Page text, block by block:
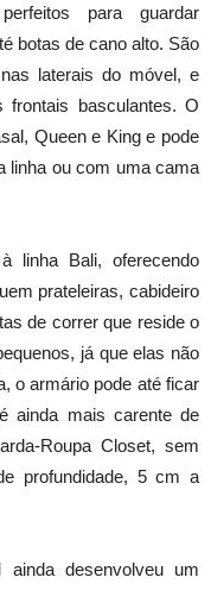
para guardar
botas de cano alto. São
laterais do móvel, e
frontais basculantes. O
Queen e King e pode
linha ou com uma cama
linha Bali, oferecendo
prateleiras, cabideiro
de correr que reside o
já que elas não
o armário pode até ficar
ainda mais carente de
Roupa Closet, sem
profundidade, 5 cm a
desenvolveu um